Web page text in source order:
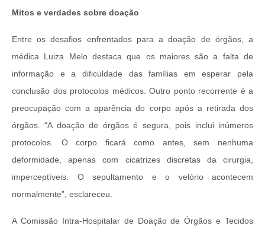
Mitos e verdades sobre doação
Entre os desafios enfrentados para a doação de órgãos, a
médica Luiza Melo destaca que os maiores são a falta de
informação e a dificuldade das famílias em esperar pela
conclusão dos protocolos médicos. Outro ponto recorrente é a
preocupação com a aparência do corpo após a retirada dos
órgãos. “A doação de órgãos é segura, pois inclui inúmeros
protocolos. O corpo ficará como antes, sem nenhuma
deformidade, apenas com cicatrizes discretas da cirurgia,
imperceptíveis. O sepultamento e o velório acontecem
normalmente”, esclareceu.
A Comissão Intra-Hospitalar de Doação de Órgãos e Tecidos